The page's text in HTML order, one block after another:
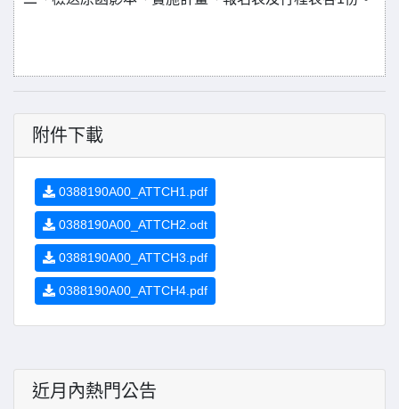
附件下載
0388190A00_ATTCH1.pdf
0388190A00_ATTCH2.odt
0388190A00_ATTCH3.pdf
0388190A00_ATTCH4.pdf
近月內熱門公告